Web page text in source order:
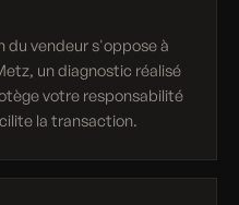
vendeur s'oppose à
un diagnostic réalisé
votre responsabilité
la transaction.